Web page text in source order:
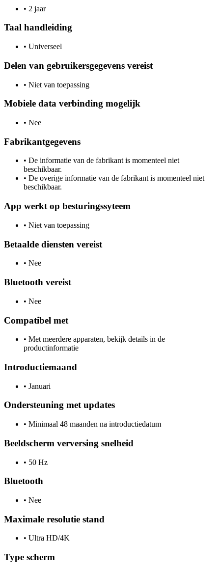
• 2 jaar
Taal handleiding
• Universeel
Delen van gebruikersgegevens vereist
• Niet van toepassing
Mobiele data verbinding mogelijk
• Nee
Fabrikantgegevens
• De informatie van de fabrikant is momenteel niet
beschikbaar.
• De overige informatie van de fabrikant is momenteel niet
beschikbaar.
App werkt op besturingssyteem
• Niet van toepassing
Betaalde diensten vereist
• Nee
Bluetooth vereist
• Nee
Compatibel met
• Met meerdere apparaten, bekijk details in de
productinformatie
Introductiemaand
• Januari
Ondersteuning met updates
• Minimaal 48 maanden na introductiedatum
Beeldscherm verversing snelheid
• 50 Hz
Bluetooth
• Nee
Maximale resolutie stand
• Ultra HD/4K
Type scherm